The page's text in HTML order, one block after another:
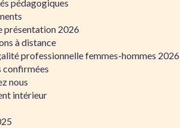
pédagogiques
présentation 2026
à distance
professionnelle femmes-hommes 2026
confirmées
nous
intérieur